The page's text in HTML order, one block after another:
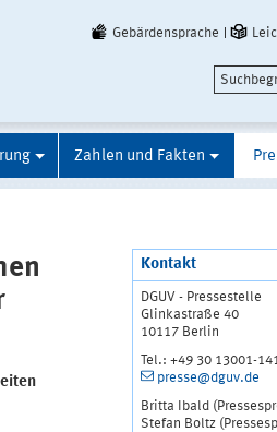
Gebärdensprache
Zahlen und Fakten
Kontakt
DGUV - Pressestelle
Glinkastraße 40
10117 Berlin
Tel.: +49 30 13001-
presse@dguv.de
Britta Ibald
Stefan Boltz